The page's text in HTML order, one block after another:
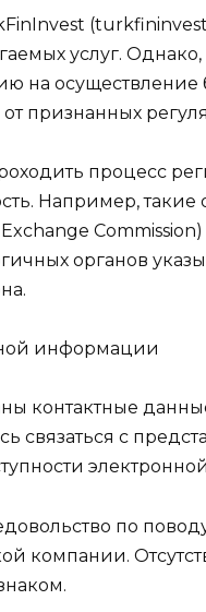
услуг. Однако,
на осуществление
признанных
процесс
Например,
органов
информации
контактные
связаться с
по
компании.